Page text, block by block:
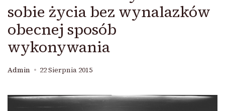
sobie życia bez wynalazków
obecnej sposób
wykonywania
Admin 22 Sierpnia 2015